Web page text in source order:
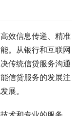
效信息传递、精准
。从银行和互联网
传统信贷服务沟通
信贷服务的发展注
展。